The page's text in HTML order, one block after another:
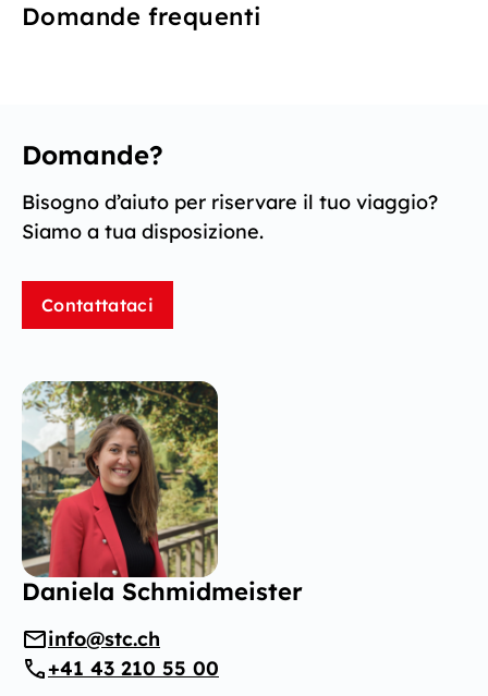
Domande frequenti
Domande?
Bisogno d’aiuto per riservare il tuo viaggio?
Siamo a tua disposizione.
Contattataci
Daniela Schmidmeister
info@stc.ch
+41 43 210 55 00